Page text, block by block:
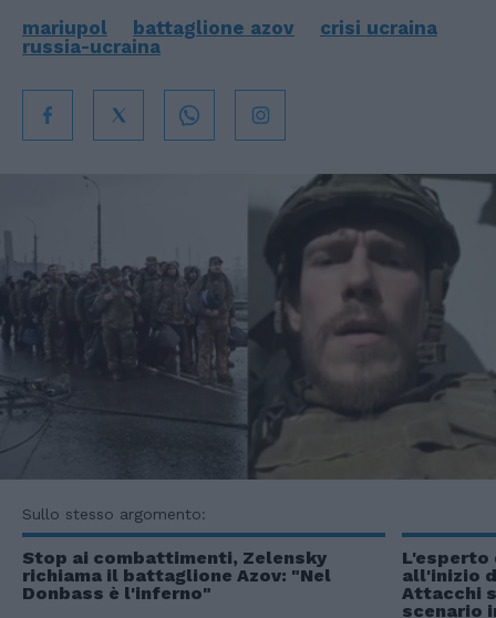
mariupol battaglione azov
crisi ucraina
russia-ucraina
Sullo stesso argomento:
Stop ai combattimenti, Zelensky
richiama il battaglione Azov: "Nel
Donbass è l'inferno"
L'esperto
all'inizio
Attacchi
scenario